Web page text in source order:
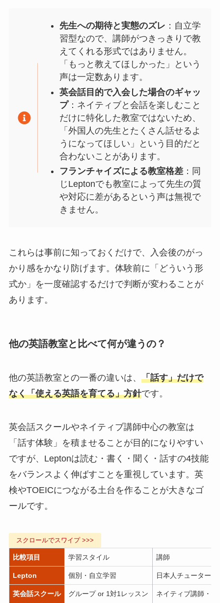
先生への期待と実態のズレ ：自立学
習型なので、講師がつきっきりで教
えてくれる形式ではありません。
「もっと教えてほしかった」という
声は一定数あります。
英会話目的で入会した場合のギャッ
プ：ネイティブと会話を楽しむこと
だけに特化した教室ではないため、
「外国人の先生とたくさん話せるよ
うになってほしい」という目的だと
合わないことがあります。
フランチャイズによる教室格差：同
じLeptonでも教室によって先生の質
や対応に差があるという声は無視で
きません。
これらは事前に知っておくだけで、入会後のがっ
かり感をかなり防げます。体験前に「どういう形
式か」を一度確認するだけで判断が変わることが
あります。
他の英語教室と比べて何が違うの？
他の英語教室との一番の違いは、 「話す」だけで
なく「使える英語を育てる」方針です。
英会話スクールやネイティブ講師中心の教室は
「話す体験」を積ませることが目的になりやすい
ですが、Leptonは読む・書く・聞く・話すの4技能
をバランスよく伸ばすことを重視しています。英
検やTOEICにつながる土台を作ることが大きなゴ
ールです。
比較項目
Lepton
英会話スクール
学習スタイル
個別・自立学習
グループ or 1対1レッスン
講師
日本人チューター
ネイティブ講師・